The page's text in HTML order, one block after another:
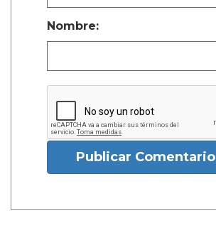
Nombre:
Publicar Comentario